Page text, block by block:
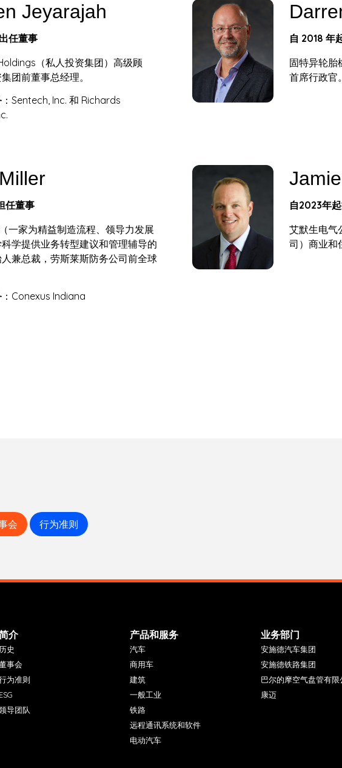
Jeyarajah
任董事
（私人投资集团）高级顾
团前董事总经理。
：Sentech, Inc. 和 Richards
自 2018 年
固特异轮胎
首席行政官。
任董事
一家为精益制造流程、领导力发展
学提供业务转型建议和管理辅导的
兼总裁，劳斯莱斯防务公司前全球
：Conexus Indiana
自2023年
艾默生电气
司）商业和
会 行为准则
介
历史
事会
为准则
ESG
导团队
产品和服务
汽车
商用车
建筑
一般工业
铁路
远程通讯系统和软件
电动汽车
业务部门
安施德汽车集团
安施德铁路集团
巴尔的摩空气盘管有限
康迈